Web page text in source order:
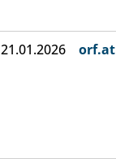
21.01.2026 orf.at